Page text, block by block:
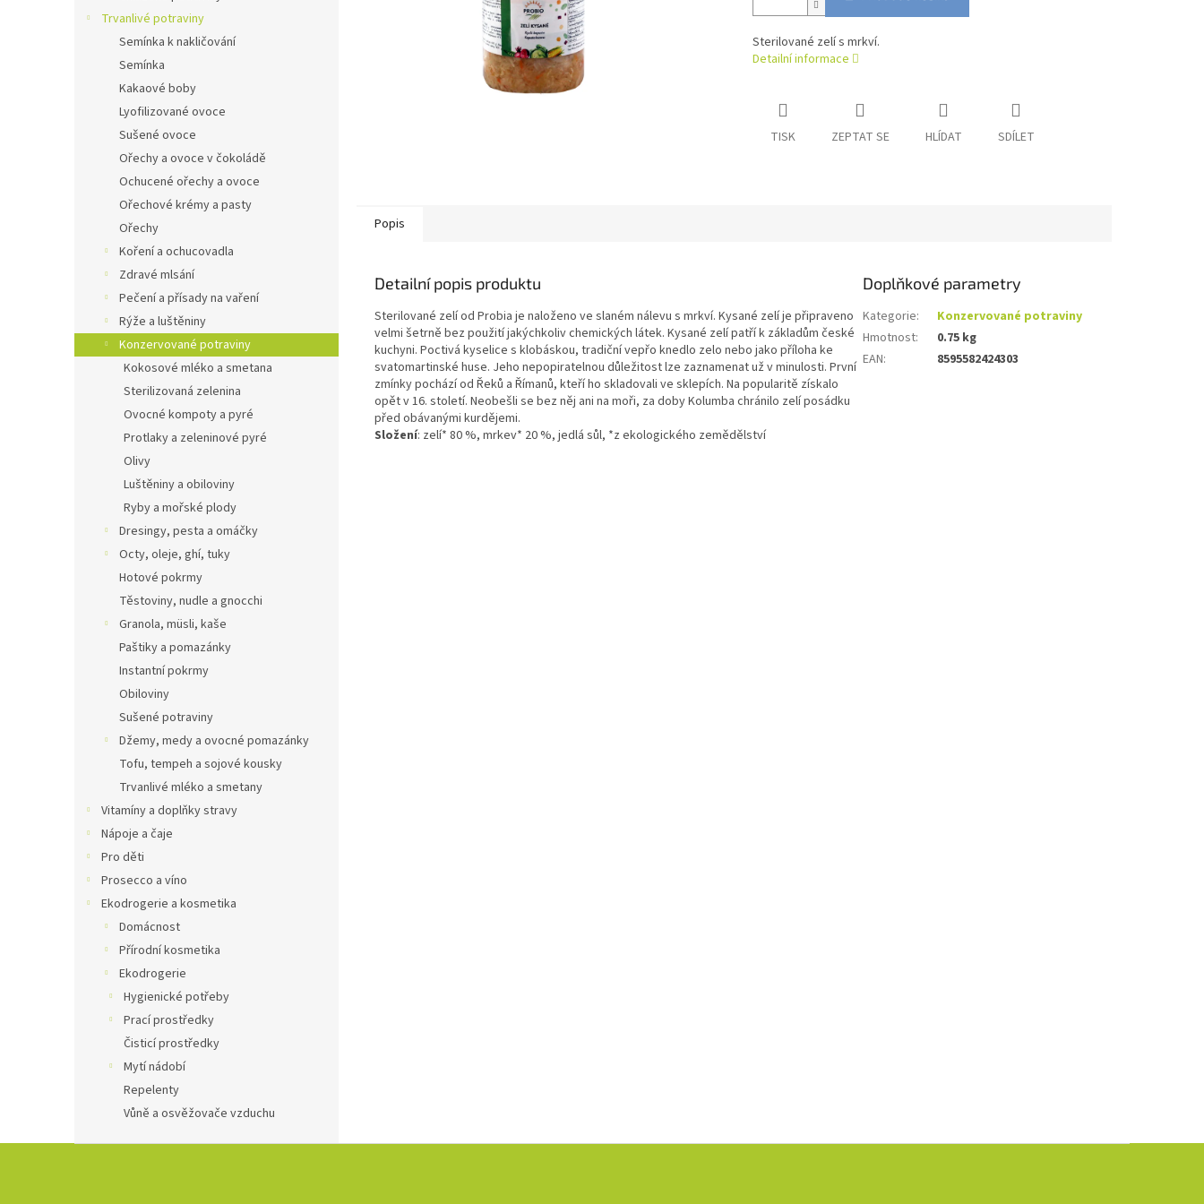
Trvanlivé potraviny
Semínka k nakličování
Semínka
Kakaové boby
Lyofilizované ovoce
Sušené ovoce
Ořechy a ovoce v čokoládě
Ochucené ořechy a ovoce
Ořechové krémy a pasty
Ořechy
Koření a ochucovadla
Zdravé mlsání
Pečení a přísady na vaření
Rýže a luštěniny
Konzervované potraviny
Kokosové mléko a smetana
Sterilizovaná zelenina
Ovocné kompoty a pyré
Protlaky a zeleninové pyré
Olivy
Luštěniny a obiloviny
Ryby a mořské plody
Dresingy, pesta a omáčky
Octy, oleje, ghí, tuky
Hotové pokrmy
Těstoviny, nudle a gnocchi
Granola, müsli, kaše
Paštiky a pomazánky
Instantní pokrmy
Obiloviny
Sušené potraviny
Džemy, medy a ovocné pomazánky
Tofu, tempeh a sojové kousky
Trvanlivé mléko a smetany
Vitamíny a doplňky stravy
Nápoje a čaje
Pro děti
Prosecco a víno
Ekodrogerie a kosmetika
Domácnost
Přírodní kosmetika
Ekodrogerie
Hygienické potřeby
Prací prostředky
Čisticí prostředky
Mytí nádobí
Repelenty
Vůně a osvěžovače vzduchu
Sterilované zelí s mrkví.
Detailní informace
TISK ZEPTAT SE HLÍDAT SDÍLET
Popis
Detailní popis produktu
Sterilované zelí od Probia je naloženo ve slaném nálevu s mrkví. Kysané zelí je připraveno
velmi šetrně bez použití jakýchkoliv chemických látek. Kysané zelí patří k základům české
kuchyni. Poctivá kyselice s klobáskou, tradiční vepřo knedlo zelo nebo jako příloha ke
svatomartinské huse. Jeho nepopiratelnou důležitost lze zaznamenat už v minulosti. První
zmínky pochází od Řeků a Římanů, kteří ho skladovali ve sklepích. Na popularitě získalo
opět v 16. století. Neobešli se bez něj ani na moři, za doby Kolumba chránilo zelí posádku
před obávanými kurdějemi.
Složení: zelí* 80 %, mrkev* 20 %, jedlá sůl, *z ekologického zemědělství
Doplňkové parametry
Kategorie:
Konzervované potraviny
Hmotnost:
0.75 kg
EAN: 8595582424303